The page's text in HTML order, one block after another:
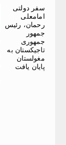
سفر دولتی
امامعلی
رحمان، رئیس
جمهور
جمهوری
تاجیکستان به
مغولستان
پایان یافت